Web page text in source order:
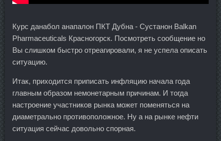
Курс данабол анапалон ПКТ Дубна - Сустанон Balkan
Pharmaceuticals Красногорск. Посмотреть сообщение но
Вы слишком быстро отреагировали, я не успела описать
ситуацию.
Итак, приходится приписать инфляцию начала года
главным образом немонетарным причинам. И тогда
настроение участников рынка может поменяться на
диаметрально противоположное. Ну а на рынке нефти
ситуация сейчас довольно спорная.